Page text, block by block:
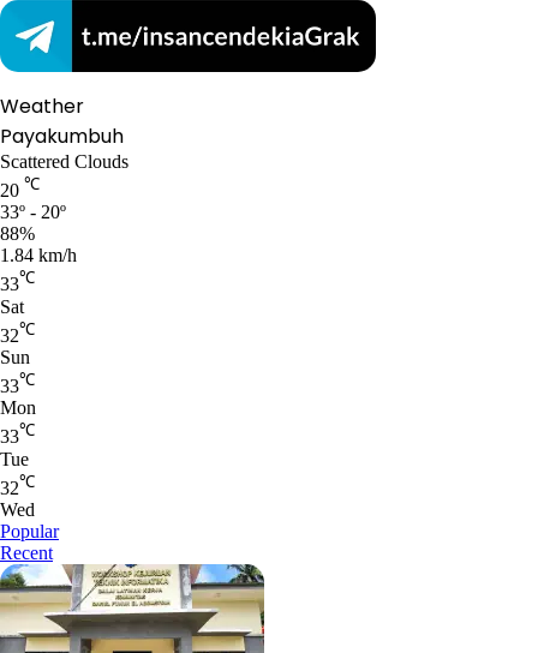
Weather
Payakumbuh
Scattered Clouds
20 ℃
33º - 20º
88%
1.84 km/h
33℃
Sat
32℃
Sun
33℃
Mon
33℃
Tue
32℃
Wed
Popular
Recent